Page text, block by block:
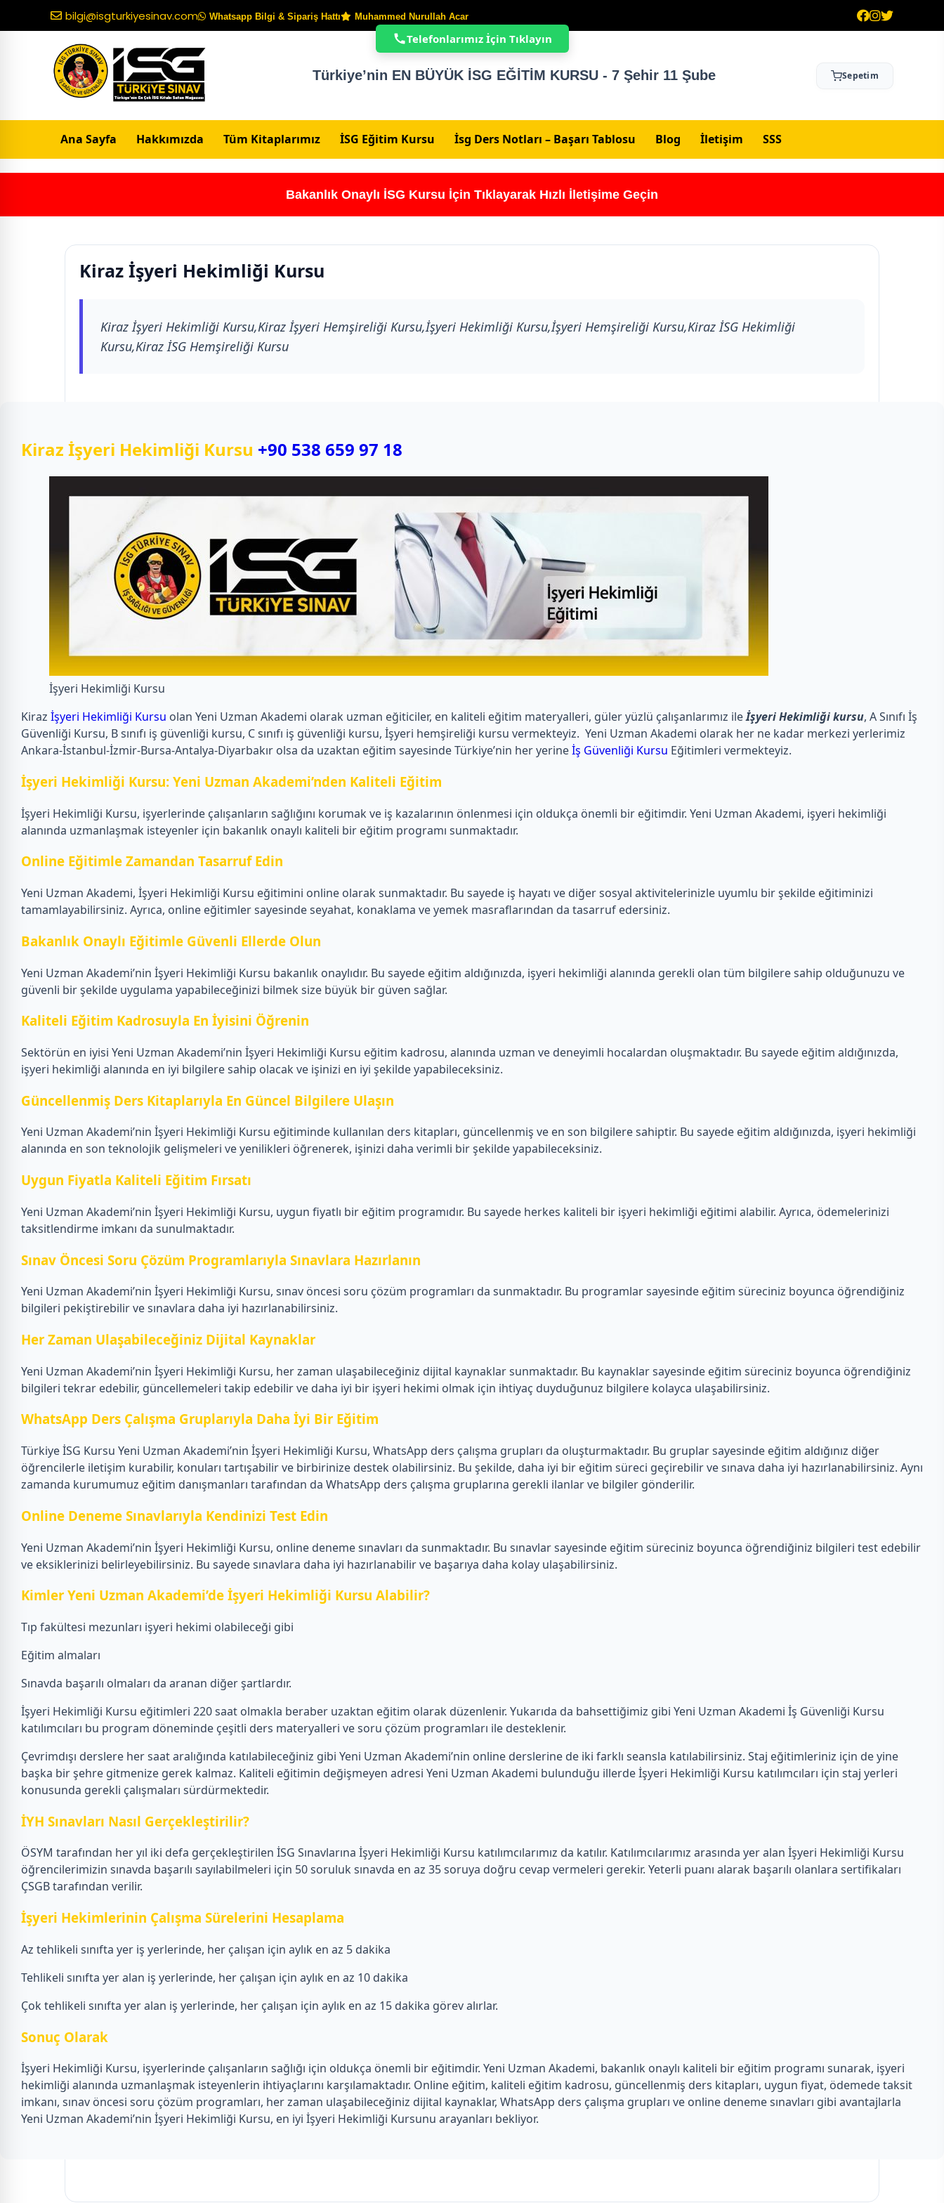
bilgi@isgturkiyesinav.com Whatsapp Bilgi & Sipariş Hattı Muhammed Nurullah Acar
Türkiye’nin EN BÜYÜK İSG EĞİTİM KURSU - 7 Şehir 11 Şube Sepetim
Ana Sayfa Hakkımızda Tüm Kitaplarımız İSG Eğitim Kursu İsg Ders Notları – Başarı Tablosu Blog İletişim SSS
Bakanlık Onaylı İSG Kursu İçin Tıklayarak Hızlı İletişime Geçin
Kiraz İşyeri Hekimliği Kursu
Kiraz İşyeri Hekimliği Kursu,Kiraz İşyeri Hemşireliği Kursu,İşyeri Hekimliği Kursu,İşyeri Hemşireliği Kursu,Kiraz İSG Hekimliği
Kursu,Kiraz İSG Hemşireliği Kursu
Kiraz İşyeri Hekimliği Kursu +90 538 659 97 18
İşyeri Hekimliği Kursu
Kiraz İşyeri Hekimliği Kursu olan Yeni Uzman Akademi olarak uzman eğiticiler, en kaliteli eğitim materyalleri, güler yüzlü çalışanlarımız ileİşyeri Hekimliği kursu, A Sınıfı İş
Güvenliği Kursu, B sınıfı iş güvenliği kursu, C sınıfı iş güvenliği kursu, İşyeri hemşireliği kursu vermekteyiz. Yeni Uzman Akademi olarak her ne kadar merkezi yerlerimiz
Ankara-İstanbul-İzmir-Bursa-Antalya-Diyarbakır olsa da uzaktan eğitim sayesinde Türkiye’nin her yerineİş Güvenliği Kursu Eğitimleri vermekteyiz.
İşyeri Hekimliği Kursu: Yeni Uzman Akademi’nden Kaliteli Eğitim
İşyeri Hekimliği Kursu, işyerlerinde çalışanların sağlığını korumak ve iş kazalarının önlenmesi için oldukça önemli bir eğitimdir. Yeni Uzman Akademi, işyeri hekimliği
alanında uzmanlaşmak isteyenler için bakanlık onaylı kaliteli bir eğitim programı sunmaktadır.
Online Eğitimle Zamandan Tasarruf Edin
Yeni Uzman Akademi, İşyeri Hekimliği Kursu eğitimini online olarak sunmaktadır. Bu sayede iş hayatı ve diğer sosyal aktivitelerinizle uyumlu bir şekilde eğitiminizi
tamamlayabilirsiniz. Ayrıca, online eğitimler sayesinde seyahat, konaklama ve yemek masraflarından da tasarruf edersiniz.
Bakanlık Onaylı Eğitimle Güvenli Ellerde Olun
Yeni Uzman Akademi’nin İşyeri Hekimliği Kursu bakanlık onaylıdır. Bu sayede eğitim aldığınızda, işyeri hekimliği alanında gerekli olan tüm bilgilere sahip olduğunuzu ve
güvenli bir şekilde uygulama yapabileceğinizi bilmek size büyük bir güven sağlar.
Kaliteli Eğitim Kadrosuyla En İyisini Öğrenin
Sektörün en iyisi Yeni Uzman Akademi’nin İşyeri Hekimliği Kursu eğitim kadrosu, alanında uzman ve deneyimli hocalardan oluşmaktadır. Bu sayede eğitim aldığınızda,
işyeri hekimliği alanında en iyi bilgilere sahip olacak ve işinizi en iyi şekilde yapabileceksiniz.
Güncellenmiş Ders Kitaplarıyla En Güncel Bilgilere Ulaşın
Yeni Uzman Akademi’nin İşyeri Hekimliği Kursu eğitiminde kullanılan ders kitapları, güncellenmiş ve en son bilgilere sahiptir. Bu sayede eğitim aldığınızda, işyeri hekimliği
alanında en son teknolojik gelişmeleri ve yenilikleri öğrenerek, işinizi daha verimli bir şekilde yapabileceksiniz.
Uygun Fiyatla Kaliteli Eğitim Fırsatı
Yeni Uzman Akademi’nin İşyeri Hekimliği Kursu, uygun fiyatlı bir eğitim programıdır. Bu sayede herkes kaliteli bir işyeri hekimliği eğitimi alabilir. Ayrıca, ödemelerinizi
taksitlendirme imkanı da sunulmaktadır.
Sınav Öncesi Soru Çözüm Programlarıyla Sınavlara Hazırlanın
Yeni Uzman Akademi’nin İşyeri Hekimliği Kursu, sınav öncesi soru çözüm programları da sunmaktadır. Bu programlar sayesinde eğitim süreciniz boyunca öğrendiğiniz
bilgileri pekiştirebilir ve sınavlara daha iyi hazırlanabilirsiniz.
Her Zaman Ulaşabileceğiniz Dijital Kaynaklar
Yeni Uzman Akademi’nin İşyeri Hekimliği Kursu, her zaman ulaşabileceğiniz dijital kaynaklar sunmaktadır. Bu kaynaklar sayesinde eğitim süreciniz boyunca öğrendiğiniz
bilgileri tekrar edebilir, güncellemeleri takip edebilir ve daha iyi bir işyeri hekimi olmak için ihtiyaç duyduğunuz bilgilere kolayca ulaşabilirsiniz.
WhatsApp Ders Çalışma Gruplarıyla Daha İyi Bir Eğitim
Türkiye İSG Kursu Yeni Uzman Akademi’nin İşyeri Hekimliği Kursu, WhatsApp ders çalışma grupları da oluşturmaktadır. Bu gruplar sayesinde eğitim aldığınız diğer
öğrencilerle iletişim kurabilir, konuları tartışabilir ve birbirinize destek olabilirsiniz. Bu şekilde, daha iyi bir eğitim süreci geçirebilir ve sınava daha iyi hazırlanabilirsiniz. Aynı
zamanda kurumumuz eğitim danışmanları tarafından da WhatsApp ders çalışma gruplarına gerekli ilanlar ve bilgiler gönderilir.
Online Deneme Sınavlarıyla Kendinizi Test Edin
Yeni Uzman Akademi’nin İşyeri Hekimliği Kursu, online deneme sınavları da sunmaktadır. Bu sınavlar sayesinde eğitim süreciniz boyunca öğrendiğiniz bilgileri test edebilir
ve eksiklerinizi belirleyebilirsiniz. Bu sayede sınavlara daha iyi hazırlanabilir ve başarıya daha kolay ulaşabilirsiniz.
Kimler Yeni Uzman Akademi’de İşyeri Hekimliği Kursu Alabilir?
Tıp fakültesi mezunları işyeri hekimi olabileceği gibi
Eğitim almaları
Sınavda başarılı olmaları da aranan diğer şartlardır.
İşyeri Hekimliği Kursu eğitimleri 220 saat olmakla beraber uzaktan eğitim olarak düzenlenir. Yukarıda da bahsettiğimiz gibi Yeni Uzman Akademi İş Güvenliği Kursu
katılımcıları bu program döneminde çeşitli ders materyalleri ve soru çözüm programları ile desteklenir.
Çevrimdışı derslere her saat aralığında katılabileceğiniz gibi Yeni Uzman Akademi’nin online derslerine de iki farklı seansla katılabilirsiniz. Staj eğitimleriniz için de yine
başka bir şehre gitmenize gerek kalmaz. Kaliteli eğitimin değişmeyen adresi Yeni Uzman Akademi bulunduğu illerde İşyeri Hekimliği Kursu katılımcıları için staj yerleri
konusunda gerekli çalışmaları sürdürmektedir.
İYH Sınavları Nasıl Gerçekleştirilir?
ÖSYM tarafından her yıl iki defa gerçekleştirilen İSG Sınavlarına İşyeri Hekimliği Kursu katılımcılarımız da katılır. Katılımcılarımız arasında yer alan İşyeri Hekimliği Kursu
öğrencilerimizin sınavda başarılı sayılabilmeleri için 50 soruluk sınavda en az 35 soruya doğru cevap vermeleri gerekir. Yeterli puanı alarak başarılı olanlara sertifikaları
ÇSGB tarafından verilir.
İşyeri Hekimlerinin Çalışma Sürelerini Hesaplama
Az tehlikeli sınıfta yer iş yerlerinde, her çalışan için aylık en az 5 dakika
Tehlikeli sınıfta yer alan iş yerlerinde, her çalışan için aylık en az 10 dakika
Çok tehlikeli sınıfta yer alan iş yerlerinde, her çalışan için aylık en az 15 dakika görev alırlar.
Sonuç Olarak
İşyeri Hekimliği Kursu, işyerlerinde çalışanların sağlığı için oldukça önemli bir eğitimdir. Yeni Uzman Akademi, bakanlık onaylı kaliteli bir eğitim programı sunarak, işyeri
hekimliği alanında uzmanlaşmak isteyenlerin ihtiyaçlarını karşılamaktadır. Online eğitim, kaliteli eğitim kadrosu, güncellenmiş ders kitapları, uygun fiyat, ödemede taksit
imkanı, sınav öncesi soru çözüm programları, her zaman ulaşabileceğiniz dijital kaynaklar, WhatsApp ders çalışma grupları ve online deneme sınavları gibi avantajlarla
Yeni Uzman Akademi’nin İşyeri Hekimliği Kursu, en iyi İşyeri Hekimliği Kursunu arayanları bekliyor.
Telefonlarımız İçin Tıklayın